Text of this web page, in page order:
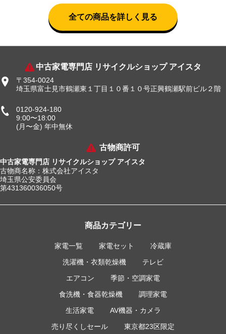
全ての商品を詳しく見る
中古家電専門店 リサイクルショップ アイスタ
〒354-0024
埼玉県富士見市鶴瀬東１丁目１０番１０号正興鶴瀬駅前ビル２階
0120-924-180
9:00〜18:00
(月〜金) 年中無休
古物商許可
中古家電専門店 リサイクルショップ アイスタ
古物商名称：株式会社アイスタ
埼玉県公安委員会
第431360036050号
商品カテゴリー
家電一覧 家電セット
冷蔵庫
洗濯機・衣類乾燥機
テレビ
エアコン
季節・空調家電
食洗機・食器乾燥機
調理家電
生活家電
AV機器・カメラ
売り尽くしセール
東京都23区限定